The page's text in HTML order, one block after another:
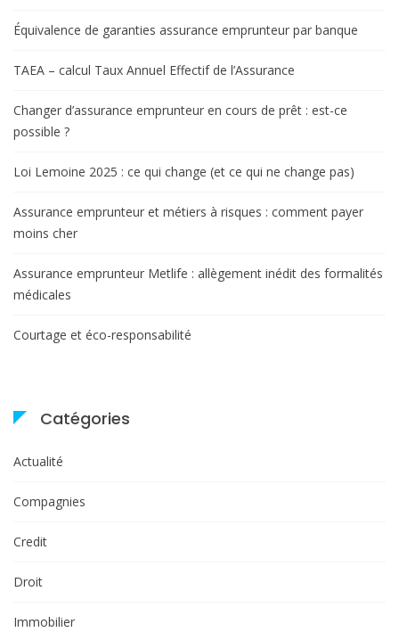
Équivalence de garanties assurance emprunteur par banque
TAEA – calcul Taux Annuel Effectif de l’Assurance
Changer d’assurance emprunteur en cours de prêt : est-ce
possible ?
Loi Lemoine 2025 : ce qui change (et ce qui ne change pas)
Assurance emprunteur et métiers à risques : comment payer
moins cher
Assurance emprunteur Metlife : allègement inédit des formalités
médicales
Courtage et éco-responsabilité
Catégories
Actualité
Compagnies
Credit
Droit
Immobilier